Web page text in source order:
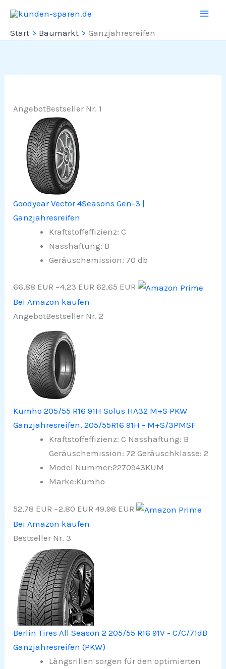
Inhalt
springen
Start Baumarkt Ganzjahresreifen
AngebotBestseller Nr. 1
Goodyear Vector 4Seasons Gen-3 |
Ganzjahresreifen
Kraftstoffeffizienz: C
Nasshaftung: B
Geräuschemission: 70 db
66,88 EUR −4,23 EUR 62,65 EUR
Bei Amazon kaufen
AngebotBestseller Nr. 2
Kumho 205/55 R16 91H Solus HA32 M+S PKW
Ganzjahresreifen, 205/55R16 91H - M+S/3PMSF
Kraftstoffeffizienz: C Nasshaftung: B
Geräuschemission: 72 Geräuschklasse: 2
Model Nummer:2270943KUM
Marke:Kumho
52,78 EUR −2,80 EUR 49,98 EUR
Bei Amazon kaufen
Bestseller Nr. 3
Berlin Tires All Season 2 205/55 R16 91V - C/C/71dB
Ganzjahresreifen (PKW)
Längsrillen sorgen für den optimierten